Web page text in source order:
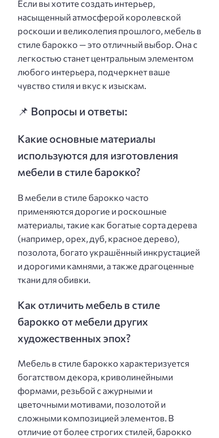
Если вы хотите создать интерьер,
насыщенный атмосферой королевской
роскоши и великолепия прошлого, мебель в
стиле барокко — это отличный выбор. Она с
легкостью станет центральным элементом
любого интерьера, подчеркнет ваше
чувство стиля и вкус к изыскам.
📌 Вопросы и ответы:
Какие основные материалы
используются для изготовления
мебели в стиле барокко?
В мебели в стиле барокко часто
применяются дорогие и роскошные
материалы, такие как богатые сорта дерева
(например, орех, дуб, красное дерево),
позолота, богато украшённый инкрустацией
и дорогими камнями, а также драгоценные
ткани для обивки.
Как отличить мебель в стиле
барокко от мебели других
художественных эпох?
Мебель в стиле барокко характеризуется
богатством декора, криволинейными
формами, резьбой с ажурными и
цветочными мотивами, позолотой и
сложными композицией элементов. В
отличие от более строгих стилей, барокко